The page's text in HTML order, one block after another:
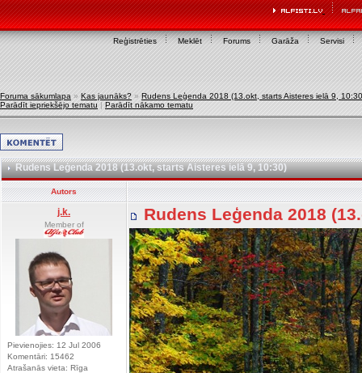
Reģistrēties Meklēt Forums Garāža Servisi
Foruma sākumlapa » Kas jaunāks? » Rudens Leģenda 2018 (13.okt, starts Aisteres ielā 9,
Parādīt iepriekšējo tematu | Parādīt nākamo tematu
Rudens Leģenda 2018 (13.okt, starts Aisteres ielā 9, 10:30)
Autors
j.k.
Member of
Pievienojies: 12 Jul 2006
Komentāri: 15462
Atrašanās vieta: Rīga
Rudens Leģenda 2018